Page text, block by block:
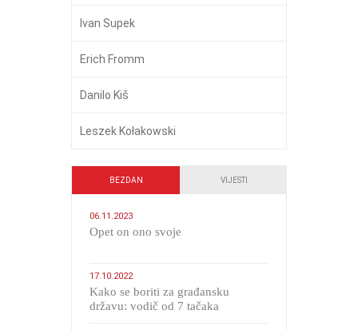
Ivan Supek
Erich Fromm
Danilo Kiš
Leszek Kołakowski
BEZDAN VIJESTI
06.11.2023
​Opet on ono svoje
17.10.2022
Kako se boriti za građansku
državu: vodič od 7 tačaka